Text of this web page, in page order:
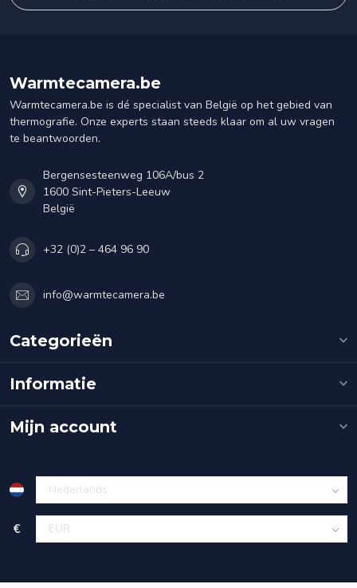
Warmtecamera.be
Warmtecamera.be is dé specialist van België op het gebied van
thermografie. Onze experts staan steeds klaar om al uw vragen
te beantwoorden.
Bergensesteenweg 106A/bus 2
1600 Sint-Pieters-Leeuw
België
+32 (0)2 – 464 96 90
info@warmtecamera.be
Categorieën
Informatie
Mijn account
€